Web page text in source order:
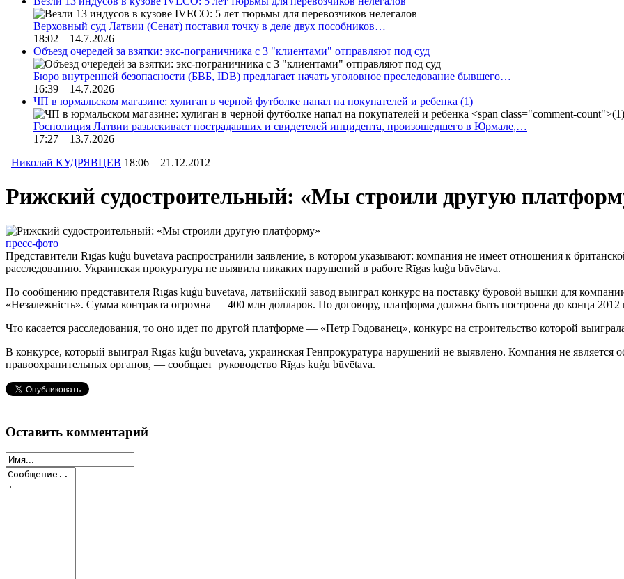
Верховный суд Латвии (Сенат) поставил точку в деле двух пособников…
18:02 14.7.2026
Объезд очередей за взятки: экс-пограничника с 3 "клиентами" отправляют под суд
Бюро внутренней безопасности (БВБ, IDB) предлагает начать уголовное преследование бывшего…
16:39 14.7.2026
ЧП в юрмальском магазине: хулиган в черной футболке напал на покупателей и ребенка (1)
Госполиция Латвии разыскивает пострадавших и свидетелей инцидента, произошедшего в Юрмале,…
17:27 13.7.2026
Николай КУДРЯВЦЕВ 18:06 21.12.2012
Рижский судостроительный: «Мы строили другую
пресс-фото
Представители Rīgas kuģu būvētava распространили заявление, в котором указывают: компания не имеет отношения к
расследованию. Украинская прокуратура не выявила никаких нарушений в работе Rīgas kuģu būvētava.
По сообщению представителя Rīgas kuģu būvētava, латвийский завод выиграл конкурс на поставку буровой вышки для
«Незалежність». Сумма контракта огромна — 400 млн долларов. По договору, платформа должна быть построена до конца 2012
Что касается расследования, то оно идет по другой платформе — «Петр Годованец», конкурс на строительство которой
В конкурсе, который выиграл Rīgas kuģu būvētava, украинская Генпрокуратура нарушений не выявлено. Компания не является
правоохранительных органов, — сообщает руководство Rīgas kuģu būvētava.
Оставить комментарий